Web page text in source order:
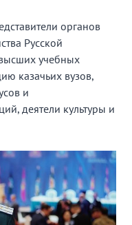
органов
Русской
учебных
казачьих вузов,
и
деятели культуры и